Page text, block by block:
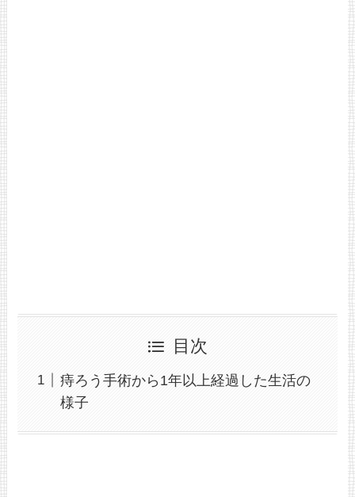
目次
痔ろう手術から1年以上経過した生活の
様子